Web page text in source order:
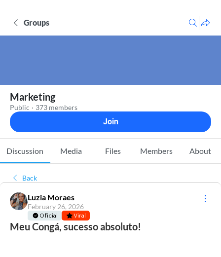
Groups
Marketing
Public · 373 members
Join
Discussion Media Files Members About
Back
Luzia Moraes
February 26, 2026
Oficial Viral
Meu Congá, sucesso absoluto!